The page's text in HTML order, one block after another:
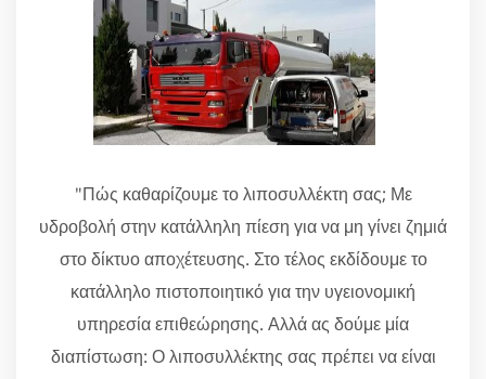
"Πώς καθαρίζουμε το λιποσυλλέκτη σας; Με
υδροβολή στην κατάλληλη πίεση για να μη γίνει ζημιά
στο δίκτυο αποχέτευσης. Στο τέλος εκδίδουμε το
κατάλληλο πιστοποιητικό για την υγειονομική
υπηρεσία επιθεώρησης. Αλλά ας δούμε μία
διαπίστωση: Ο λιποσυλλέκτης σας πρέπει να είναι